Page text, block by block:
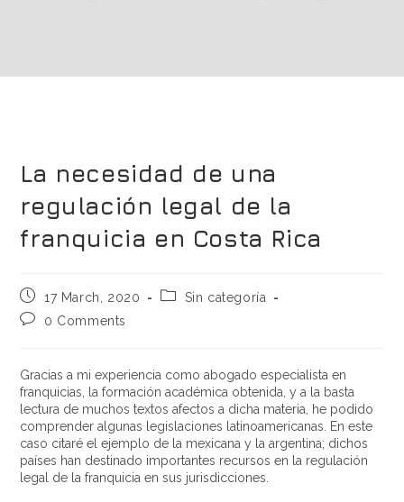
La necesidad de una
regulación legal de la
franquicia en Costa Rica
17 March, 2020
Sin categoría
0 Comments
Gracias a mi experiencia como abogado especialista en
franquicias, la formación académica obtenida, y a la basta
lectura de muchos textos afectos a dicha materia, he podido
comprender algunas legislaciones latinoamericanas. En este
caso citaré el ejemplo de la mexicana y la argentina; dichos
países han destinado importantes recursos en la regulación
legal de la franquicia en sus jurisdicciones.